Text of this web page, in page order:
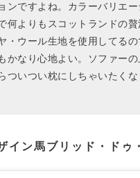
ンですよね。カラーバリエー
何よりもスコットランドの贅
・ウール生地を使用してる
かなり心地よい。ソファーの
ついつい枕にしちゃいたくな
イン馬ブリッド・ドゥ